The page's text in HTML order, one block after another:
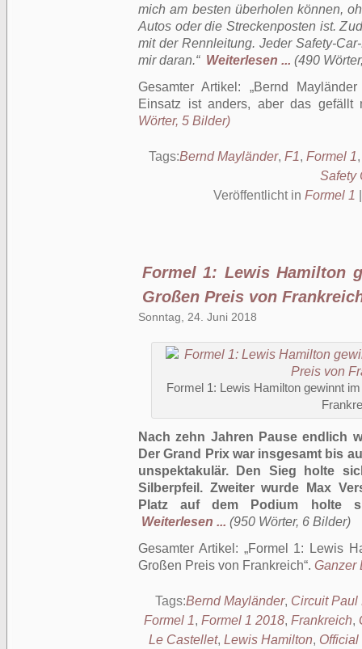
mich am besten überholen können,
Autos oder die Streckenposten ist.
mit der Rennleitung. Jeder Safety-
mir daran.“ Weiterlesen ... (490
Gesamter Artikel:
Bernd
Einsatz ist anders, aber das gefällt
Wörter, 5 Bilder)
Tags:Bernd Mayländer, F1, Formel 1
Safety
Veröffentlicht in Formel 1
Formel 1: Lewis Hamilton
Großen Preis von
Sonntag, 24. Juni 2018
Formel 1: Lewis Hamilton gewinnt
Nach zehn Jahren Pause endlich
Der Grand Prix war insgesamt bis
unspektakulär. Den Sieg holte
Silberpfeil. Zweiter wurde Max
Platz auf dem Podium holte
Weiterlesen ... (950 Wörter, 6 Bilder)
Gesamter Artikel:
Formel 1: Lewis
Großen Preis von Frankreich . Ganzer
Tags:Bernd Mayländer, Circuit Paul
Formel 1, Formel 1 2018, Frankreich,
Le Castellet, Lewis Hamilton, Official